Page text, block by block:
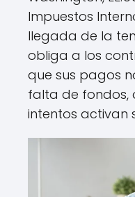
Impuestos
llegada de la
obliga a los
que sus pagos
falta de fondos,
intentos activan